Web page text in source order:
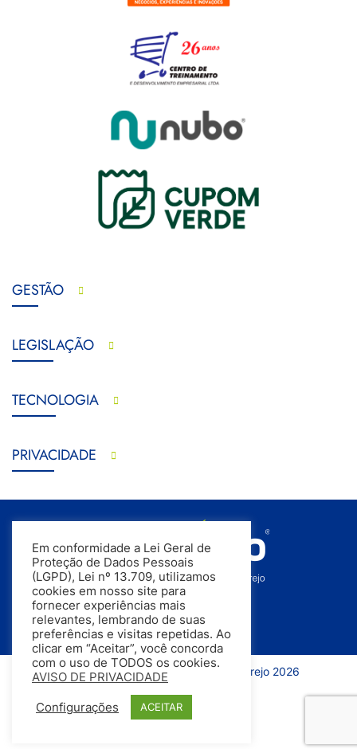
GESTÃO
LEGISLAÇÃO
TECNOLOGIA
PRIVACIDADE
Todos os direitos reservados | InfoVarejo 2026
Em conformidade a Lei Geral de
Proteção de Dados Pessoais
(LGPD), Lei nº 13.709, utilizamos
cookies em nosso site para
fornecer experiências mais
relevantes, lembrando de suas
preferências e visitas repetidas. Ao
clicar em “Aceitar”, você concorda
com o uso de TODOS os cookies.
AVISO DE PRIVACIDADE
Configurações ACEITAR